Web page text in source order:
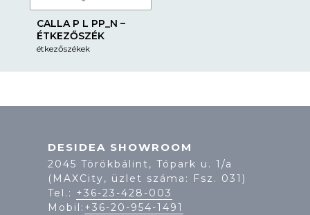
CALLA P L PP_N –
ÉTKEZŐSZÉK
étkezőszékek
DESIDEA SHOWROOM
2045 Törökbálint, Tópark u. 1/a
(MAXCity, üzlet száma: Fsz. 031)
Tel.: +36-23-428-003
Mobil: +36-20-954-1491